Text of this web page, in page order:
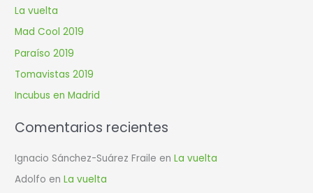
a
r
p
o
r
La vuelta
Mad Cool 2019
Paraíso 2019
Tomavistas 2019
Incubus en Madrid
Comentarios recientes
Ignacio Sánchez-Suárez Fraile enLa vuelta
Adolfo enLa vuelta